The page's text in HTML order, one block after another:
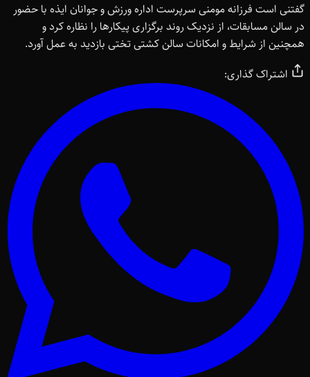
گفتنی است فرزانه مومنی سرپرست اداره ورزش و جوانان ایذه با حضور
در سالن مسابقات، از نزدیک روند برگزاری پیکارها را نظاره کرد و
همچنین از شرایط و امکانات سالن کشتی تختی بازدید به عمل آورد.
اشتراک گذاری: